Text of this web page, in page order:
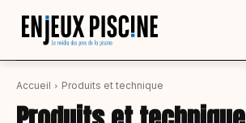
Accueil Produits et technique